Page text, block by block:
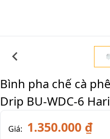
Bình pha chế cà
Drip BU-WDC-6
Giá: 1.350.000 ₫